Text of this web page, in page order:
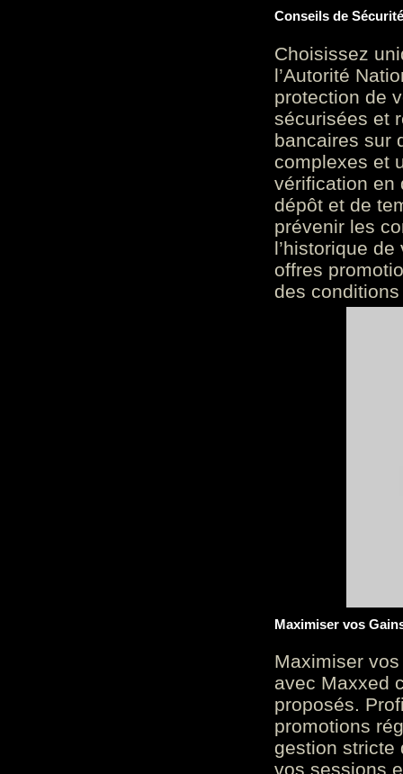
Conseils de
Choisissez
l’Autorité
protection de
sécurisées et
bancaires sur
complexes et
vérification en
dépôt et de
prévenir les
l’historique
offres
des
Maximiser vos
Maximiser
avec Maxxed
proposés.
promotions
gestion stricte
vos sessions